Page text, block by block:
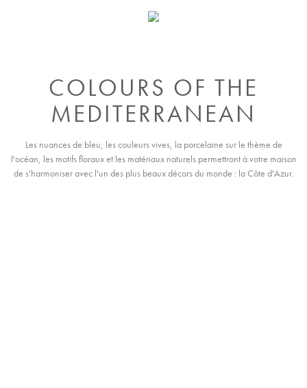
COLOURS OF THE
MEDITERRANEAN
Les nuances de bleu, les couleurs vives, la porcelaine sur le thème de
l'océan, les motifs floraux et les matériaux naturels permettront à votre maison
de s'harmoniser avec l'un des plus beaux décors du monde : la Côte d'Azur.